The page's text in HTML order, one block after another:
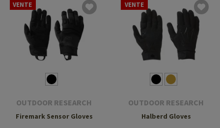
VENTE
OUTDOOR RESEARCH
Firemark Sensor Gloves
VENTE
OUTDOOR RESEARCH
Halberd Gloves